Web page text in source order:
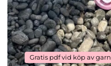
Gratis pdf vid köp av garn